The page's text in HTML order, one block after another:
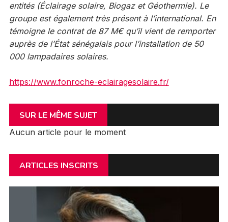
entités (Éclairage solaire, Biogaz et Géothermie). Le
groupe est également très présent à l’international. En
témoigne le contrat de 87 M€ qu’il vient de remporter
auprès de l’État sénégalais pour l’installation de 50
000 lampadaires solaires.
https://www.fonroche-eclairagesolaire.fr/
SUR LE MÊME SUJET
Aucun article pour le moment
ARTICLES INSCRITS